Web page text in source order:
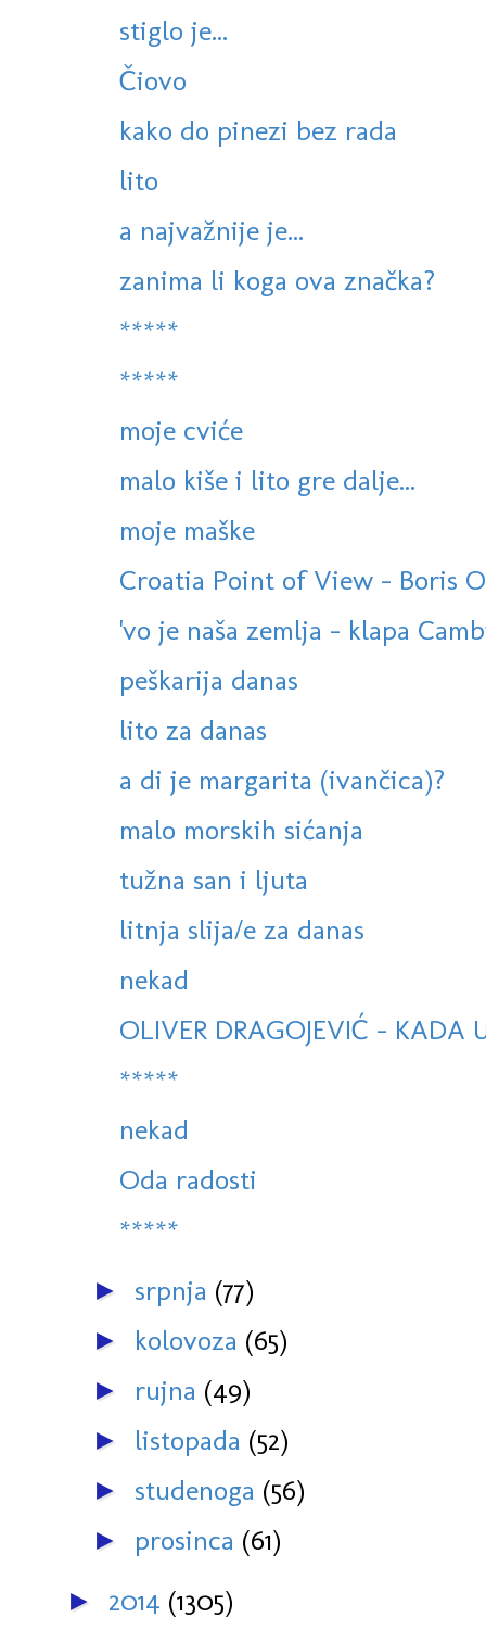
stiglo je...
Čiovo
kako do pinezi bez rada
lito
a najvažnije je...
zanima li koga ova značka?
*****
*****
moje cviće
malo kiše i lito gre dalje...
moje maške
Croatia Point of View - Boris
'vo je naša zemlja - klapa
peškarija danas
lito za danas
a di je margarita (ivančica)?
malo morskih sićanja
tužna san i ljuta
litnja slija/e za danas
nekad
OLIVER DRAGOJEVIĆ - KADA
*****
nekad
Oda radosti
*****
► srpnja (77)
► kolovoza (65)
► rujna (49)
► listopada (52)
► studenoga (56)
► prosinca (61)
► 2014 (1305)